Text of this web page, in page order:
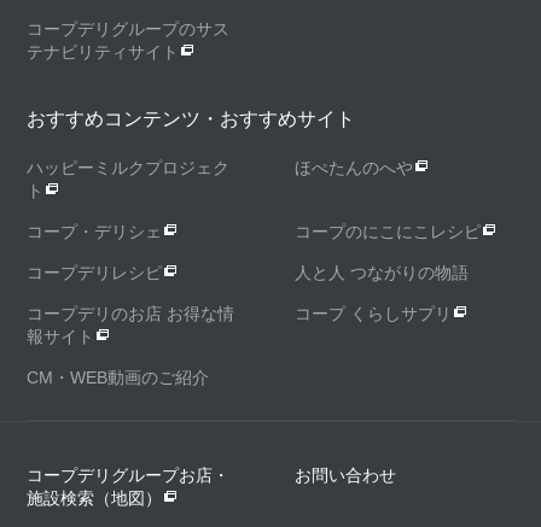
コープデリグループのサス
テナビリティサイト
おすすめコンテンツ・おすすめサイト
ハッピーミルクプロジェク
ト
ほぺたんのへや
コープ・デリシェ コープのにこにこレシピ
コープデリレシピ 人と人 つながりの物語
コープデリのお店 お得な情
報サイト
コープ くらしサプリ
CM・WEB動画のご紹介
コープデリグループお店・
施設検索（地図）
お問い合わせ